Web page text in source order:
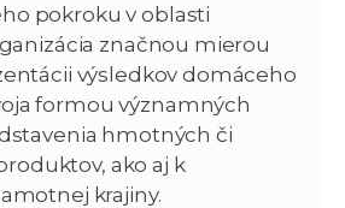
pokroku v oblasti
značnou mierou
výsledkov domáceho
formou významných
hmotných či
ako aj k
krajiny.